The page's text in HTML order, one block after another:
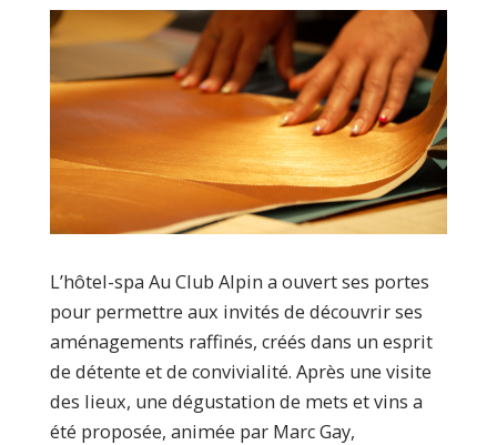
L’hôtel-spa Au Club Alpin a ouvert ses portes
pour permettre aux invités de découvrir ses
aménagements raffinés, créés dans un esprit
de détente et de convivialité. Après une visite
des lieux, une dégustation de mets et vins a
été proposée, animée par Marc Gay,